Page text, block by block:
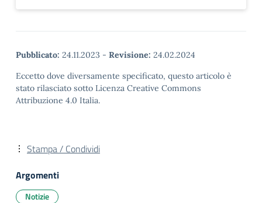
Pubblicato: 24.11.2023 - Revisione: 24.02.2024
Eccetto dove diversamente specificato, questo articolo è
stato rilasciato sotto Licenza Creative Commons
Attribuzione 4.0 Italia.
Stampa / Condividi
Argomenti
Notizie